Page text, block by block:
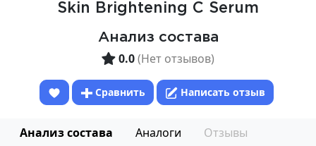
Skin Brightening C Serum
Анализ состава
0.0(Нет отзывов)
Сравнить Написать отзыв
Анализ состава Аналоги Отзывы